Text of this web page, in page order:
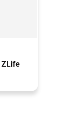
ZLife